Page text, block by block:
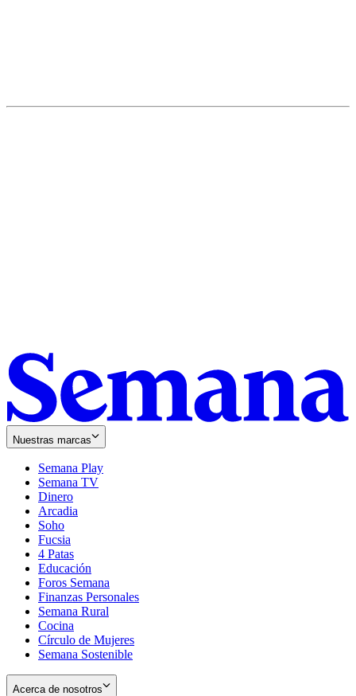
Nuestras marcas
Semana Play
Semana TV
Dinero
Arcadia
Soho
in
new
window
Fucsia
in
new
window
4 Patas
Educación
Foros Semana
Finanzas Personales
Semana Rural
Cocina
Círculo de Mujeres
Semana Sostenible
Acerca de nosotros